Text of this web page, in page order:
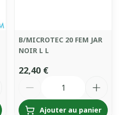
B/MICROTEC 20 FEM JAR
NOIR L L
22,40 €
Ajouter au panier